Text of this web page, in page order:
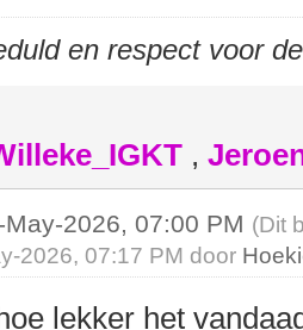
en respect voor
,
May-2026, 07:00 PM (Dit
2026, 07:17 PM door
lekker het